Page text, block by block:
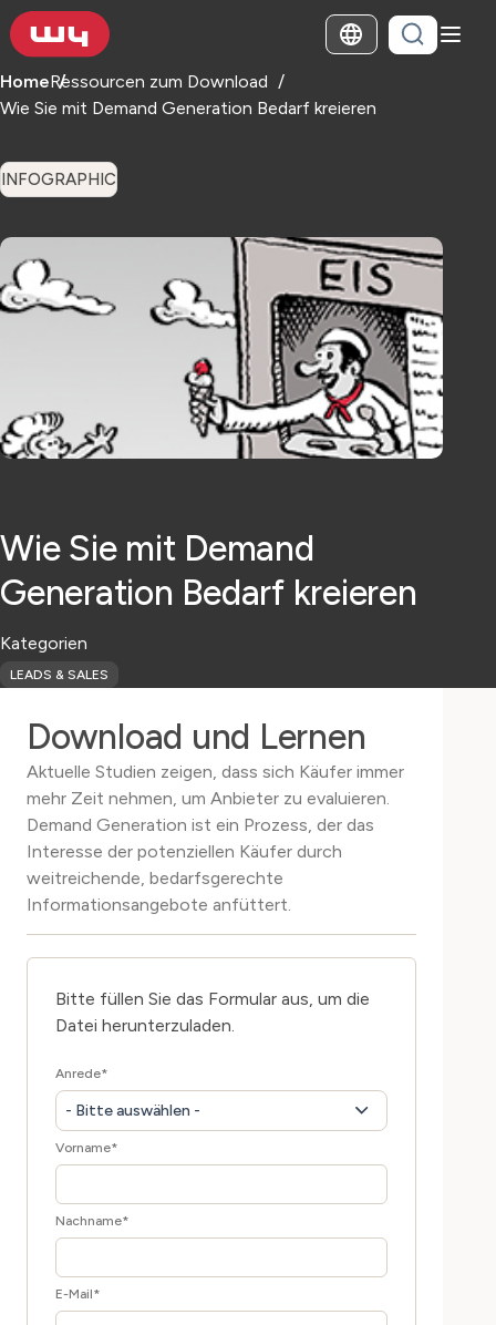
HomeRessourcen zum Download
Wie Sie mit Demand Generation Bedarf kreieren
INFOGRAPHIC
Wie Sie mit Demand
Generation Bedarf kreieren
Kategorien
LEADS & SALES
Download und Lernen
Aktuelle Studien zeigen, dass sich Käufer immer
mehr Zeit nehmen, um Anbieter zu evaluieren.
Demand Generation ist ein Prozess, der das
Interesse der potenziellen Käufer durch
weitreichende, bedarfsgerechte
Informationsangebote anfüttert.
Bitte füllen Sie das Formular aus, um die
Datei herunterzuladen.
Anrede*
- Bitte auswählen -
Vorname*
Nachname*
E-Mail*